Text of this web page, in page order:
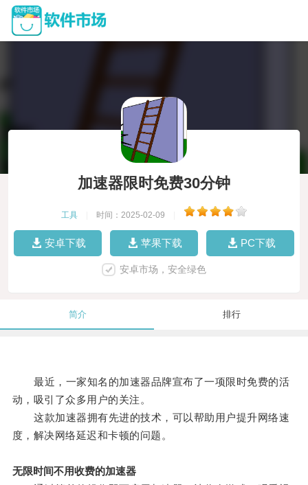
加速器限时免费30分钟
工具 时间：2025-02-09
安卓下载 苹果下载 PC下载
安卓市场，安全绿色
简介 排行
最近，一家知名的加速器品牌宣布了一项限时免费的活
动，吸引了众多用户的关注。
这款加速器拥有先进的技术，可以帮助用户提升网络速
度，解决网络延迟和卡顿的问题。
无限时间不用收费的加速器